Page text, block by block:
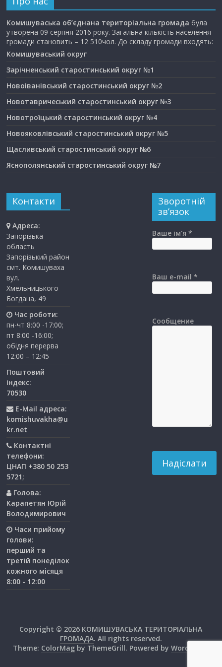
Комишуваська об’єднана територіальна громада була
утворена 09 серпня 2016 року. Загальна кількість населення
громади становить – 12 510чол. До складу громади входять:
Комишуваський округ
Зарічненський старостинський округ №1
Новоіванівський старостинський округ №2
Новотавричеський старостинський округ №3
Новотроїцький старостинський округ №4
Новояковлівський старостинський округ №5
Щасливський старостинський округ №6
Яснополянський старостинський округ №7
Контакти
Адреса:
Запорізька
область
Запорізький район
смт. Комишуваха
вул.
Хмельницького
Богдана, 49
Час роботи:
пн-чт 8:00 -17:00;
пт 8:00 -16:00;
обідня перерва
12:00 – 12:45
Поштовий
індекс:
70530
E-Mail адреса:
komishuvakha@u
kr.net
Контактні
телефони:
ЦНАП +380 50 253
5721;
Голова:
Карапетян Юрій
Володимирович
Часи прийому
голови:
перший та
третiй понедiлок
кожного мiсяця
8:00 - 12:00
Зворотній
зв’язок
Ваше ім'я *
Ваш e-mail *
Сообщение
Copyright © 2026 КОМИШУВАСЬКА ТЕРИТОРІАЛЬНА
ГРОМАДА. All rights reserved.
Theme: ColorMagby ThemeGrill. Powered by WordPress